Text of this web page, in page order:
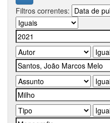
Filtros correntes: